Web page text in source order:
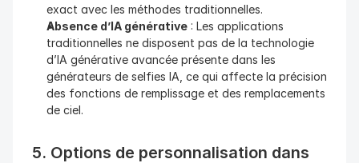
exact avec les méthodes traditionnelles.
Absence d’IA générative : Les applications
traditionnelles ne disposent pas de la technologie
d’IA générative avancée présente dans les
générateurs de selfies IA, ce qui affecte la précision
des fonctions de remplissage et des remplacements
de ciel.
5. Options de personnalisation dans